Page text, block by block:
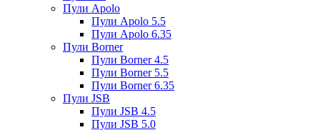
Пули Apolo
Пули Apolo 5.5
Пули Apolo 6.35
Пули Borner
Пули Borner 4.5
Пули Borner 5.5
Пули Borner 6.35
Пули JSB
Пули JSB 4.5
Пули JSB 5.0